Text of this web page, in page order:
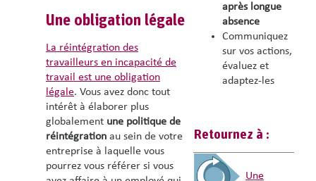
Une obligation légale
La réintégration des
travailleurs en incapacité de
travail est une obligation
légale. Vous avez donc tout
intérêt à élaborer plus
globalement une politique de
réintégration au sein de votre
entreprise à laquelle vous
pourrez vous référer si vous
après longue
absence
Communiquez
sur vos actions,
évaluez et
adaptez-les
Retournez à :
Une